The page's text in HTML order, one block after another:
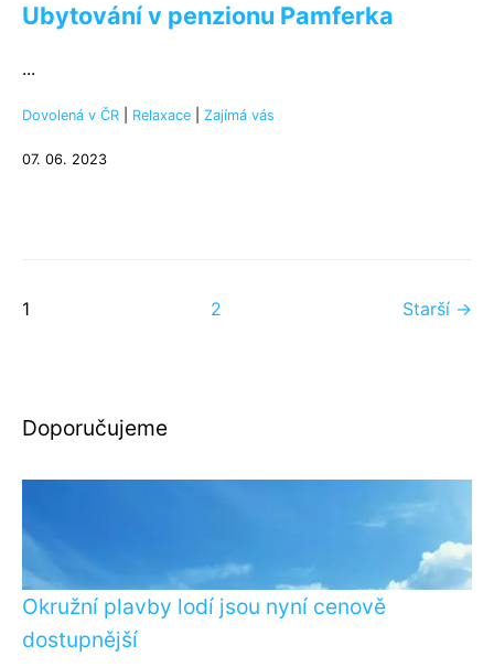
Ubytování v penzionu Pamferka
...
Dovolená v ČR Relaxace Zajímá vás
07. 06. 2023
1 2 Starší →
Doporučujeme
Okružní plavby lodí jsou nyní cenově
dostupnější